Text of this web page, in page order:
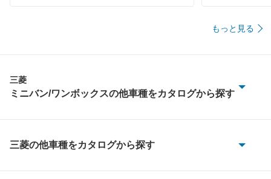
もっと見る
三菱
ミニバン/ワンボックスの他車種をカタログから探す
デリカ D:3
三菱の他車種をカタログから探す